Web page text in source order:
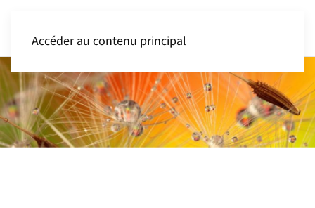
Accéder au contenu principal